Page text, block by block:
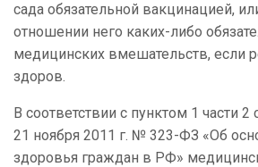
сада обязательной вакцинацией,
отношении него каких-либо
медицинских вмешательств, если
здоров.
В соответствии с пунктом 1 части
21 ноября 2011 г. № 323-ФЗ «Об
здоровья граждан в РФ»